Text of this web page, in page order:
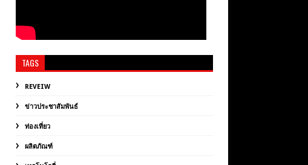
TAGS
REVEIW
ข่าวประชาสัมพันธ์
ท่องเที่ยว
ผลิตภัณฑ์